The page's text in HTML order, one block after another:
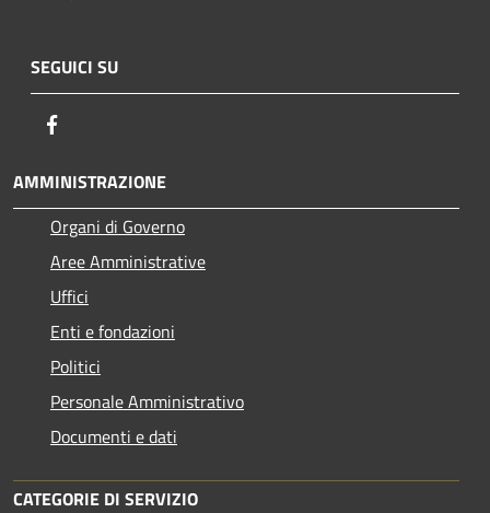
SEGUICI SU
AMMINISTRAZIONE
Organi di Governo
Aree Amministrative
Uffici
Enti e fondazioni
Politici
Personale Amministrativo
Documenti e dati
CATEGORIE DI SERVIZIO